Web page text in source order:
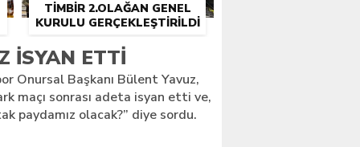
TİMBİR 2.OLAĞAN GENEL
KURULU GERÇEKLEŞTIRILDI
İSYAN ETTI
Onursal Başkanı Bülent Yavuz,
maçı sonrası adeta isyan etti ve,
paydamız olacak?” diye sordu.